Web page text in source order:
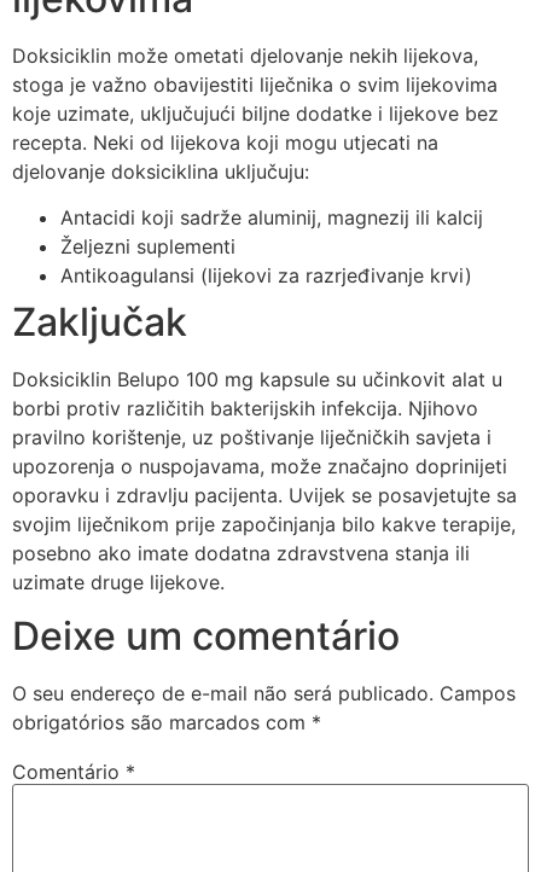
Doksiciklin može ometati djelovanje nekih lijekova,
stoga je važno obavijestiti liječnika o svim lijekovima
koje uzimate, uključujući biljne dodatke i lijekove bez
recepta. Neki od lijekova koji mogu utjecati na
djelovanje doksiciklina uključuju:
Antacidi koji sadrže aluminij, magnezij ili kalcij
Željezni suplementi
Antikoagulansi (lijekovi za razrjeđivanje krvi)
Zaključak
Doksiciklin Belupo 100 mg kapsule su učinkovit alat u
borbi protiv različitih bakterijskih infekcija. Njihovo
pravilno korištenje, uz poštivanje liječničkih savjeta i
upozorenja o nuspojavama, može značajno doprinijeti
oporavku i zdravlju pacijenta. Uvijek se posavjetujte sa
svojim liječnikom prije započinjanja bilo kakve terapije,
posebno ako imate dodatna zdravstvena stanja ili
uzimate druge lijekove.
Deixe um comentário
O seu endereço de e-mail não será publicado. Campos
obrigatórios são marcados com *
Comentário *